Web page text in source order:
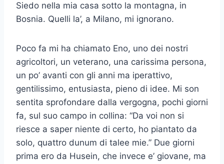
Siedo nella mia casa sotto la montagna, in
Bosnia. Quelli la’, a Milano, mi ignorano.
Poco fa mi ha chiamato Eno, uno dei nostri
agricoltori, un veterano, una carissima persona,
un po’ avanti con gli anni ma iperattivo,
gentilissimo, entusiasta, pieno di idee. Mi son
sentita sprofondare dalla vergogna, pochi giorni
fa, sul suo campo in collina: “Da voi non si
riesce a saper niente di certo, ho piantato da
solo, quattro dunum di talee mie.” Due giorni
prima ero da Husein, che invece e’ giovane, ma